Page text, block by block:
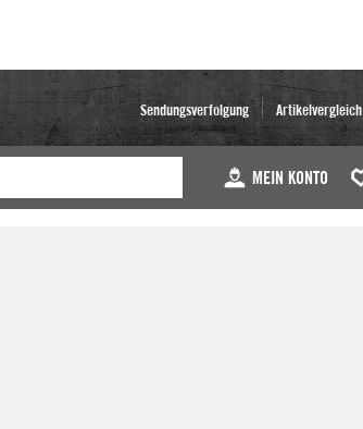
Sendungsverfolgung Artikelvergleich
MEIN KONTO